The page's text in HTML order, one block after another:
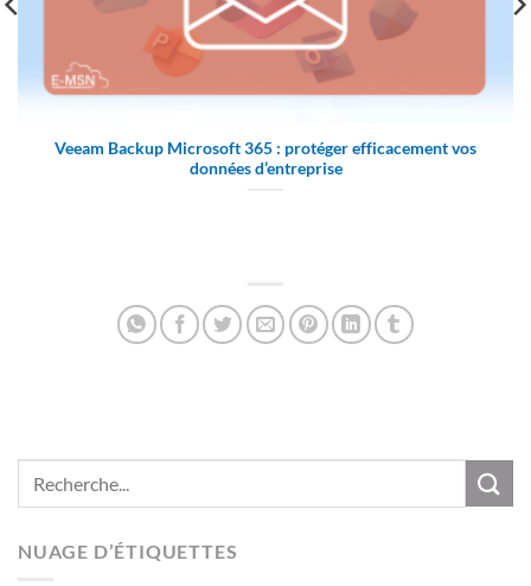
Veeam Backup Microsoft 365 : protéger efficacement vos
données d’entreprise
NUAGE D’ÉTIQUETTES